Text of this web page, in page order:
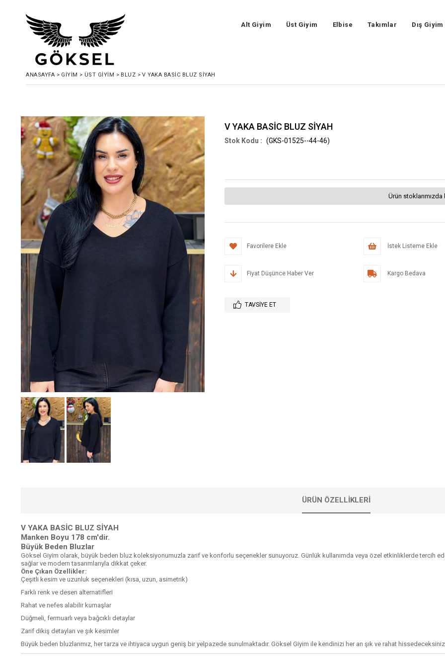
Alt Giyim Üst Giyim Elbise Takımlar Dış Giyim
ANASAYFA > GIYIM > ÜST GIYIM > BLUZ > V YAKA BASİC BLUZ SİYAH
V YAKA BASİC BLUZ SİYAH
(GKS-01525--44-46)
Ürün stoklarımızda
Favorilere Ekle İstek Listeme Ekle
Fiyat Düşünce Haber Ver Kargo Bedava
TAVSIYE ET
ÜRÜN ÖZELLIKLERI
V YAKA BASİC BLUZ SİYAH
Manken Boyu 178 cm'dir.
Büyük Beden Bluzlar
Göksel Giyim olarak, büyük beden bluz koleksiyonumuzla zarif ve konforlu seçenekler sunuyoruz. Günlük kullanımda veya özel etkinliklerde tercih
sağlar ve modern tasarımlarıyla dikkat çeker.
Öne Çıkan Özellikler:
Çeşitli kesim ve uzunluk seçenekleri (kısa, uzun, asimetrik)
Farklı renk ve desen alternatifleri
Rahat ve nefes alabilir kumaşlar
Düğmeli, fermuarlı veya bağcıklı detaylar
Zarif dikiş detayları ve şık kesimler
Büyük beden bluzlarımız, her tarza ve ihtiyaca uygun geniş bir yelpazede sunulmaktadır. Göksel Giyim ile kendinizi her an şık ve rahat